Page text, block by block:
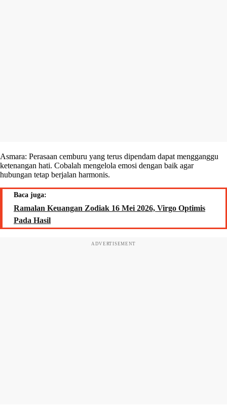
Asmara: Perasaan cemburu yang terus dipendam dapat mengganggu
ketenangan hati. Cobalah mengelola emosi dengan baik agar
hubungan tetap berjalan harmonis.
Baca juga:
Ramalan Keuangan Zodiak 16 Mei 2026, Virgo Optimis
Pada Hasil
ADVERTISEMENT